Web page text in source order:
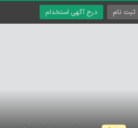
درج آگهی استخدام ثبت نام